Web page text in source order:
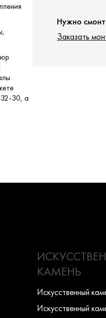
30, а
Нужно
Заказать
КАМЕНЬ
Искусcтвенный
Искусcтвенный